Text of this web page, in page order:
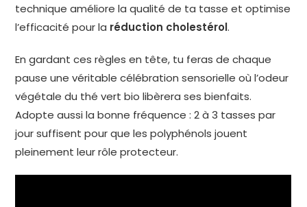
technique améliore la qualité de ta tasse et optimise
l’efficacité pour la réduction cholestérol.
En gardant ces règles en tête, tu feras de chaque
pause une véritable célébration sensorielle où l’odeur
végétale du thé vert bio libèrera ses bienfaits.
Adopte aussi la bonne fréquence : 2 à 3 tasses par
jour suffisent pour que les polyphénols jouent
pleinement leur rôle protecteur.